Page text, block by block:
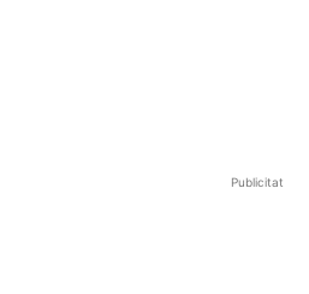
Publicitat